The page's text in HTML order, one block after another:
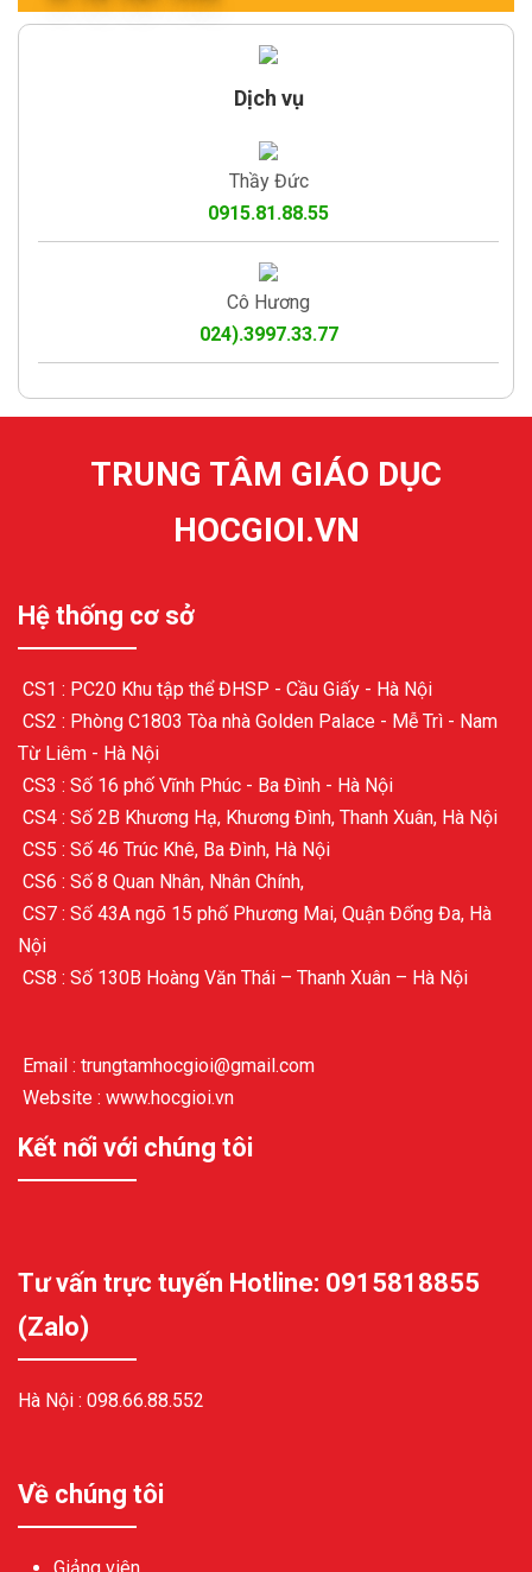
Dịch vụ
Thầy Đức
0915.81.88.55
Cô Hương
024).3997.33.77
TRUNG TÂM GIÁO DỤC
HOCGIOI.VN
Hệ thống cơ sở
CS1 : PC20 Khu tập thể ĐHSP - Cầu Giấy - Hà Nội
CS2 : Phòng C1803 Tòa nhà Golden Palace - Mễ Trì - Nam
Từ Liêm - Hà Nội
CS3 : Số 16 phố Vĩnh Phúc - Ba Đình - Hà Nội
CS4 : Số 2B Khương Hạ, Khương Đình, Thanh Xuân, Hà Nội
CS5 : Số 46 Trúc Khê, Ba Đình, Hà Nội
CS6 : Số 8 Quan Nhân, Nhân Chính,
CS7 : Số 43A ngõ 15 phố Phương Mai, Quận Đống Đa, Hà
Nội
CS8 : Số 130B Hoàng Văn Thái – Thanh Xuân – Hà Nội
Email : trungtamhocgioi@gmail.com
Website : www.hocgioi.vn
Kết nối với chúng tôi
Tư vấn trực tuyến Hotline: 0915818855
(Zalo)
Hà Nội : 098.66.88.552
Về chúng tôi